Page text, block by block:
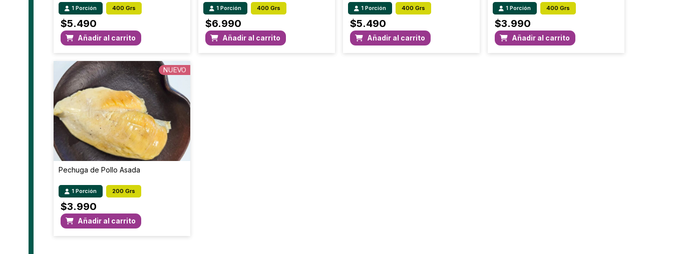
1 Porción 400 Grs
$5.490
Añadir al carrito
1 Porción 400 Grs
$6.990
Añadir al carrito
1 Porción 400 Grs
$5.490
Añadir al carrito
1 Porción 400 Grs
$3.990
Añadir al carrito
NUEVO
Pechuga de Pollo Asada
1 Porción 200 Grs
$3.990
Añadir al carrito